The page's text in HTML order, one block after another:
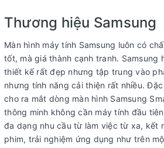
Thương hiệu Samsung
Màn hình máy tính Samsung luôn có
tốt, mà giá thành cạnh tranh. Samsung
thiết kế rất đẹp nhưng tập trung vào
nhưng tính năng cải thiện rất nhiều.
cho ra mắt dòng màn hình Samsung
thông minh không cần máy tính đầu
đa dạng nhu cầu từ làm việc từ xa, kết
phim, trải nghiệm ứng dụng như trên